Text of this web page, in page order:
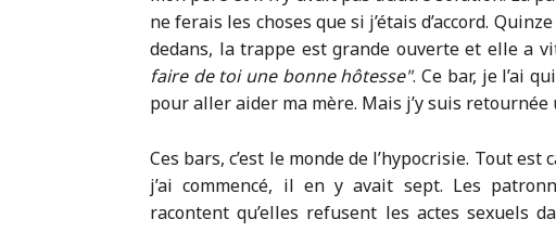
ne ferais les choses que si j’étais d’accord.
dedans, la trappe est grande ouverte et elle a
faire de toi une bonne hôtesse . Ce bar, je l’ai
pour aller aider ma mère. Mais j’y suis retournée
Ces bars, c’est le monde de l’hypocrisie. Tout
j’ai commencé, il en y avait sept. Les
racontent qu’elles refusent les actes sexuels